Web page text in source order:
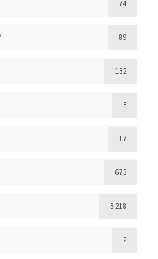
74
89
132
3
17
673
3 218
2